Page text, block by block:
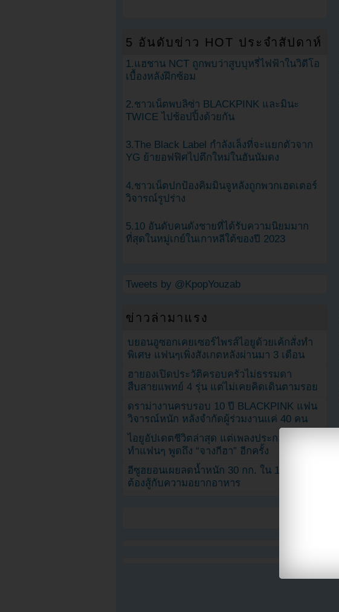
5 อันดับข่าว HOT ประจำสัปดาห์
1.แฮชาน NCT ถูกพบว่าสูบบุหรี่ไฟฟ้าในวิดีโอ
เบื้องหลังฝึกซ้อม
2.ชาวเน็ตพบลิซ่า BLACKPINK และมินะ
TWICE ไปช้อปปิ้งด้วยกัน
3.The Black Label กำลังเล็งที่จะแยกตัวจาก
YG ย้ายอฟฟิศไปตึกใหม่ในฮันนัมดง
4.ชาวเน็ตปกป้องคิมมินจูหลังถูกพวกเฮดเตอร์
วิจารณ์รูปร่าง
5.10 อันดับคนดังชายที่ได้รับความนิยมมาก
ที่สุดในหมู่เกย์ในเกาหลีใต้ของปี 2023
Tweets by @KpopYouzab
ข่าวล่ามาแรง
บยอนอูซอกเคยเซอร์ไพรส์ไอยูด้วยเค้กสั่งทำ
พิเศษ แฟนๆเพิ่งสังเกตหลังผ่านมา 3 เดือน
ฮายองเปิดประวัติครอบครัวไม่ธรรมดา
สืบสายแพทย์ 4 รุ่น แต่ไม่เคยคิดเดินตามรอย
ดราม่างานครบรอบ 10 ปี BLACKPINK แฟน
วิจารณ์หนัก หลังจำกัดผู้ร่วมงานแค่ 40 คน
ไอยูอัปเดตชีวิตล่าสุด แต่เพลงประกอบโพสต์
ทำแฟนๆ พูดถึง “จางกีฮา” อีกครั้ง
อีซูฮยอนเผยลดน้ำหนัก 30 กก. ใน 1 ปี แต่ยัง
ต้องสู้กับความอยากอาหาร